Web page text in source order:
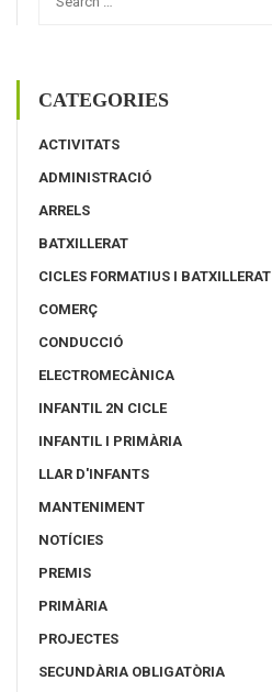
CATEGORIES
ACTIVITATS
ADMINISTRACIÓ
ARRELS
BATXILLERAT
CICLES FORMATIUS I BATXILLERAT
COMERÇ
CONDUCCIÓ
ELECTROMECÀNICA
INFANTIL 2N CICLE
INFANTIL I PRIMÀRIA
LLAR D'INFANTS
MANTENIMENT
NOTÍCIES
PREMIS
PRIMÀRIA
PROJECTES
SECUNDÀRIA OBLIGATÒRIA